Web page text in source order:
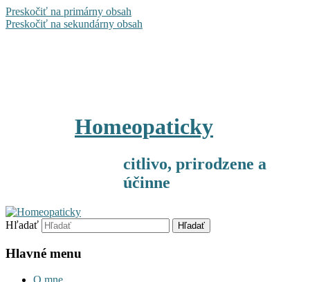
Preskočiť na primárny obsah
Preskočiť na sekundárny obsah
Homeopaticky
citlivo, prirodzene a
účinne
Hľadať
Hlavné menu